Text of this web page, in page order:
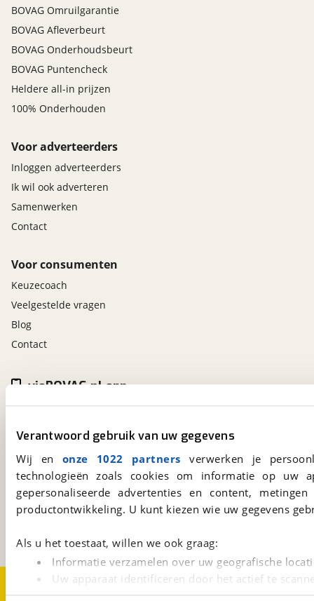
Verantwoord gebruik van uw gegevens
Wij en onze 1022 partners verwerken je
technologieën zoals cookies om informatie op
gepersonaliseerde advertenties en content,
productontwikkeling. U kunt kiezen wie uw gegevens
Als u het toestaat, willen we ook graag:
Informatie verzamelen over uw geografische
Uw apparaat identificeren door het actief te
BOVAG Omruilgarantie
BOVAG Afleverbeurt
BOVAG Onderhoudsbeurt
BOVAG Puntencheck
Heldere all-in prijzen
100% Onderhouden
Voor adverteerders
Inloggen adverteerders
Ik wil ook adverteren
Samenwerken
Contact
Voor consumenten
Keuzecoach
Veelgestelde vragen
Blog
Contact
viaBOVAG.nl
Kosterijland
15
3981 AJBunnik
viaBOVAG.nl app
Altijd het meest recente aanbod bij de hand.
Over viaBOVAG.nlDisclaimer- en Privacyverklaring
CookievoorkeurenVacatures